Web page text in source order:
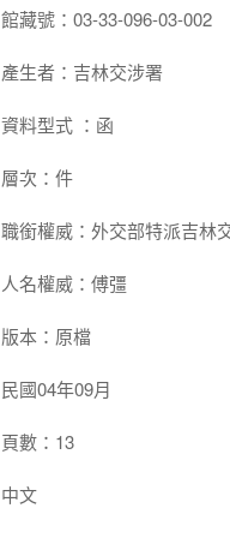
館藏號：03-33-096-03-002
產生者：吉林交涉署
資料型式 ：函
層次：件
職銜權威：外交部特派吉林
人名權威：傅彊
版本：原檔
民國04年09月
頁數：13
中文